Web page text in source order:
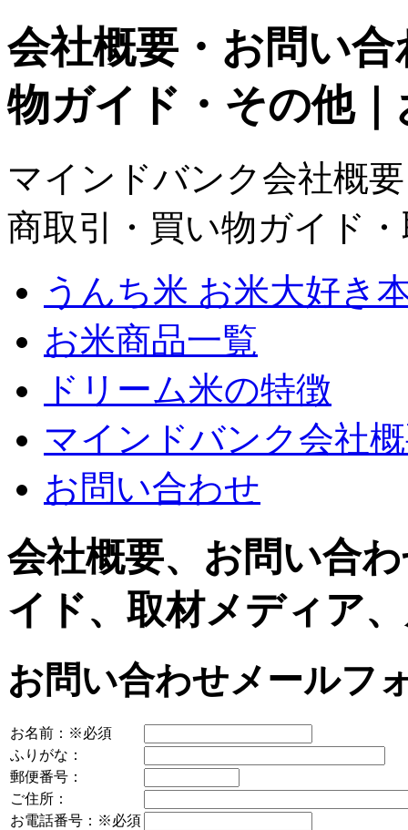
会社概要・お問い
物ガイド・その他
マインドバンク会社概
商取引・買い物ガイド
うんち米 お米大好き
お米商品一覧
ドリーム米の特徴
マインドバンク会社
お問い合わせ
会社概要、お問い合
イド、取材メディア
お問い合わせメールフ
お名前： ※必須
ふりがな：
郵便番号：
ご住所：
お電話番号： ※必須